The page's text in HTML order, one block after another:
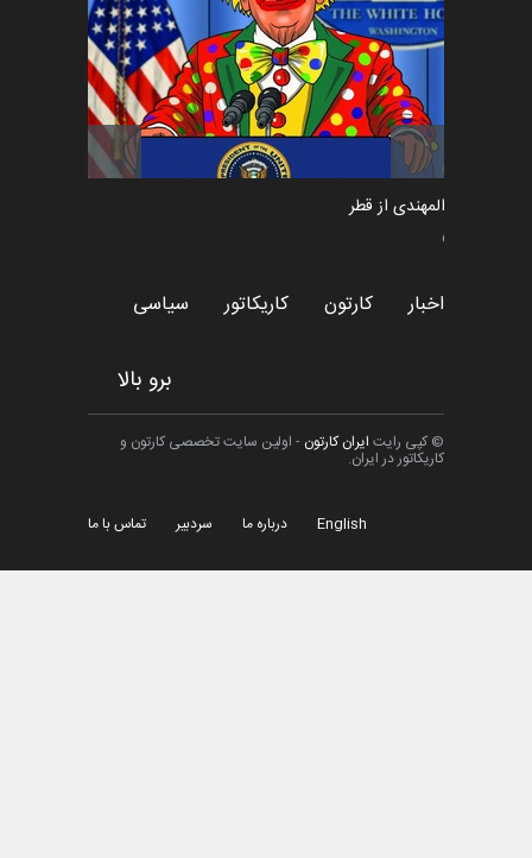
سعد المهندی از قطر
سیاسی
اخبار کارتون کاریکاتور سیاسی
برو بالا
© کپی رایت ایران کارتون - اولین سایت تخصصی کارتون و
کاریکاتور در ایران.
English درباره ما سردبیر تماس با ما